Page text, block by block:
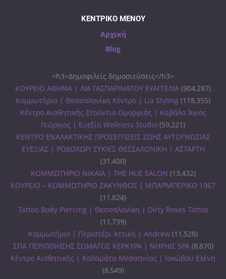
ΚΕΝΤΡΙΚΟ ΜΕΝΟΥ
Αρχική
Blog
<h3>Δημοφιλείς δημοσιεύσεις</h3>
ΚΟΥΡΕΙΟ ΑΘΗΝΑ | ΛΙΑ ΓΑΣΠΑΡΙΝΑΤΟΥ ΕΥΑΓΓΕΛΙΑ (904,287)
Κομμωτήριο | Θεσσαλονίκη Κέντρο | Lia Styling (118,355)
Κέντρο Αισθητικής Στούντιο Ομορφιάς | Καβάλα Άγιος
Γεώργιος | Ευεξία Wellness Studio (59,221)
ΚΕΝΤΡΟ ΕΝΑΛΑΚΤΙΚΗΣ ΠΡΟΣΕΓΓΙΣΕΙΣ ΖΩΗΣ ΑΥΤΟΓΝΩΣΙΑΣ
ΕΥΕΞΙΑΣ | ΡΟΔΟΧΩΡΙ ΣΥΚΙΕΣ ΘΕΣΣΑΛΟΝΙΚΗ | ΑΣΤΑΡΤΗ
(31,400)
ΚΟΜΜΩΤΗΡΙΟ ΝΙΚΑΙΑ | THE HUE SALON (13,432)
ΚΟΥΡΕΙΟ – ΚΟΜΜΩΤΗΡΙΟ ΖΑΚΥΝΘΟΣ | ΜΠΑΡΜΠΕΡΙΚΟ 1967
(11,824)
Tattoo Body Piercing | Θεσσαλονίκη | Dirty Roses Tattoo
(11,739)
Κομμωτήριο | Περιστέρι Αττική | Andrew (11,528)
ΣΠΑ ΠΕΡΙΠΟΙΗΣΗΣ ΣΩΜΑΤΟΣ ΚΕΡΚΥΡΑ | ΝΗΡΗΙΣ SPA (8,870)
Κέντρο Αισθητικής | Καλαμάτα Μεσσηνίας | Ιακώβου Ελένη
(8,549)